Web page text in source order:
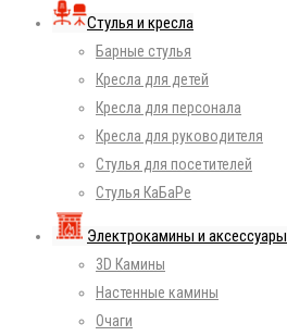
Стулья и кресла
Барные стулья
Кресла для детей
Кресла для персонала
Кресла для руководителя
Стулья для посетителей
Стулья КаБаРе
Электрокамины и аксессуары
3D Камины
Настенные камины
Очаги